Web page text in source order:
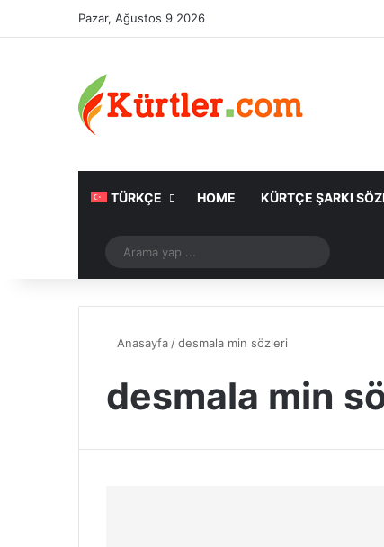
Pazar, Ağustos 9 2026
TÜRKÇE HOME KÜRTÇE ŞARKI
Rastgele Makale
yap
Anasayfa /desmala min sözleri
desmala min